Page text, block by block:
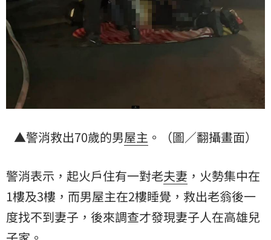
▲警消救出70歲的男屋主 。（圖／翻攝畫面）
警消表示，起火戶住有一對老夫妻 ，火勢集中在
1樓及3樓，而男屋主在2樓睡覺，救出老翁後一
度找不到妻子，後來調查才發現妻子人在高雄兒